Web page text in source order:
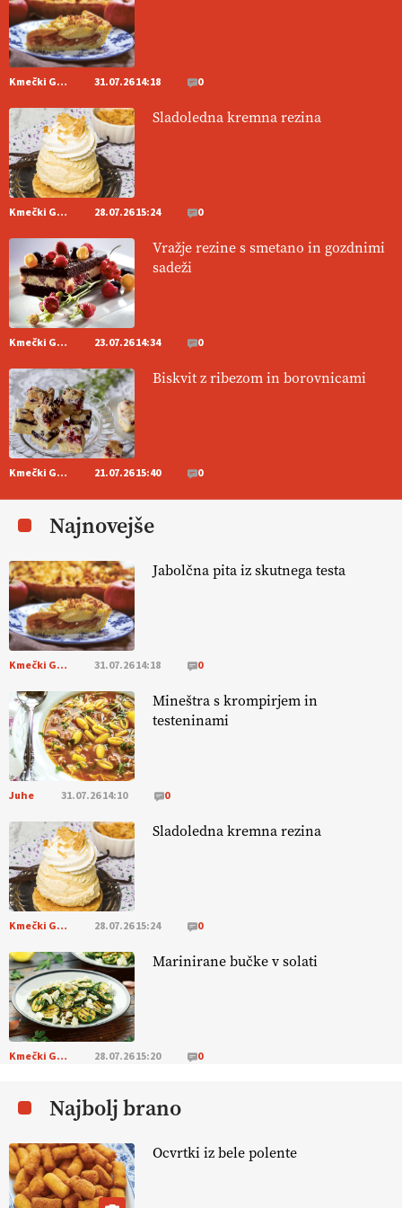
[EKOloško = LOGIČNO
naravno peneče vino, tudi v Sloveniji.
https://t.co/9fpqD3fCrE @EUAgri #IMCAP #CAP
https://t.co/iQ8HkdQnsD
[EKOloško = LOGIČNO
pridelava z mislijo na naravo.
@EUAgri #IMCAP #CAP https://t.co/Bf31lnQSIb
[EKOloško = LOGIČNO
Poleti pridelek rešujejo zdrava tla in
vlaga.
VEČ
https://t.co/qmMX2yevum @EUAgri #IMCAP #CAP
https://t.co/dDwsipE645
[EKOloško = LOGIČNO ] Mulčer
– naravna pot do zdravih tal
. VEČ
https://t.co/J7RkeaYpYu @EUAgri #IMCAP #CAP
https://t.co/RVG0FzcQN6
varnost,
okolje in kakovost življenja. VEČ
https://t.co/K0USFPJ5fJ @EUAgri #IMCAP #CAP
https://t.co/vcHhoOixHy
14.07.2026
[EKOloško = LOGIČNO
ampak tudi način njene pridelave
@EUAgri #imcap #cap #blog https://t.co/2sllAmcKwG
[EKOloško = LOGIČNO
prilagojene sorte
so temelj uspešne ekološke pridelave.
https://t.co/OQSsax7l8V @EUAgri #IMCAP #CAP
https://t.co/PAL0zlhVia
[EKOloško = LOGIČNO
aronije
v dobrem desetletju zrasla v uspešno kmetijsko in
podjetniško zgodbo.
#IMCAP #CAP https://t.co/xp1oihBDaJ
[EKOloško = LOGIČNO
v tujini
. Zato je ekološka pridelava odlična priložnost za slovenske
vinarje
. VEČ
https://t.co/XAe9EbeAbK @EUAgri #IMCAP #CAP
https://t.co/01qpoeLyNP
kmetijstva in uspešno prenovo kmetij
. VEČ
https://t.co/RRn8unbwXp @EUAgri #IMCAP #CAP
https://t.co/mnLHFv2VuP
Kmečki Glas 31.07.26 14:18 0
Sladoledna kremna rezina
Kmečki Glas 28.07.26 15:24 0
Vražje rezine s smetano in gozdnimi
sadeži
Kmečki Glas 23.07.26 14:34 0
Biskvit z ribezom in borovnicami
Kmečki Glas 21.07.26 15:40 0
Najnovejše
Jabolčna pita iz skutnega testa
Kmečki Glas 31.07.26 14:18 0
Mineštra s krompirjem in
testeninami
Juhe 31.07.26 14:10 0
Sladoledna kremna rezina
Kmečki Glas 28.07.26 15:24 0
Marinirane bučke v solati
Kmečki Glas 28.07.26 15:20 0
Najbolj brano
Ocvrtki iz bele polente